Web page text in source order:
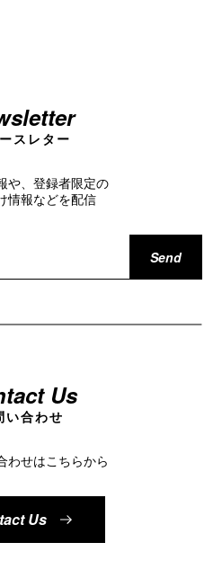
スレター
や、登録者限定の
情報などを配信
Us
い合わせ
わせはこちらから
Us